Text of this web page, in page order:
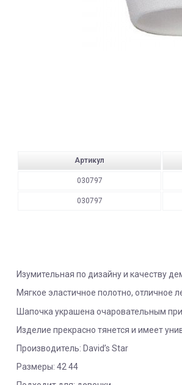
Артикул
030797
030797
Изумительная по дизайну и качеству
Мягкое эластичное полотно, отличное
Шапочка украшена очаровательным
Изделие прекрасно тянется и имеет
Производитель: David’s Star
Размеры: 42 44